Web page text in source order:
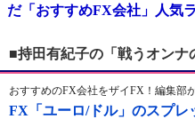
だ「おすすめFX会社」人気
■持田有紀子の「戦うオン
おすすめのFX会社をザイFX！編集部
FX「ユーロ/ドル」のスプレ